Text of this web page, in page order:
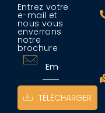
Entrez votre
e-mail et
nous vous
enverrons
notre
brochure
TÉLÉCHARGER